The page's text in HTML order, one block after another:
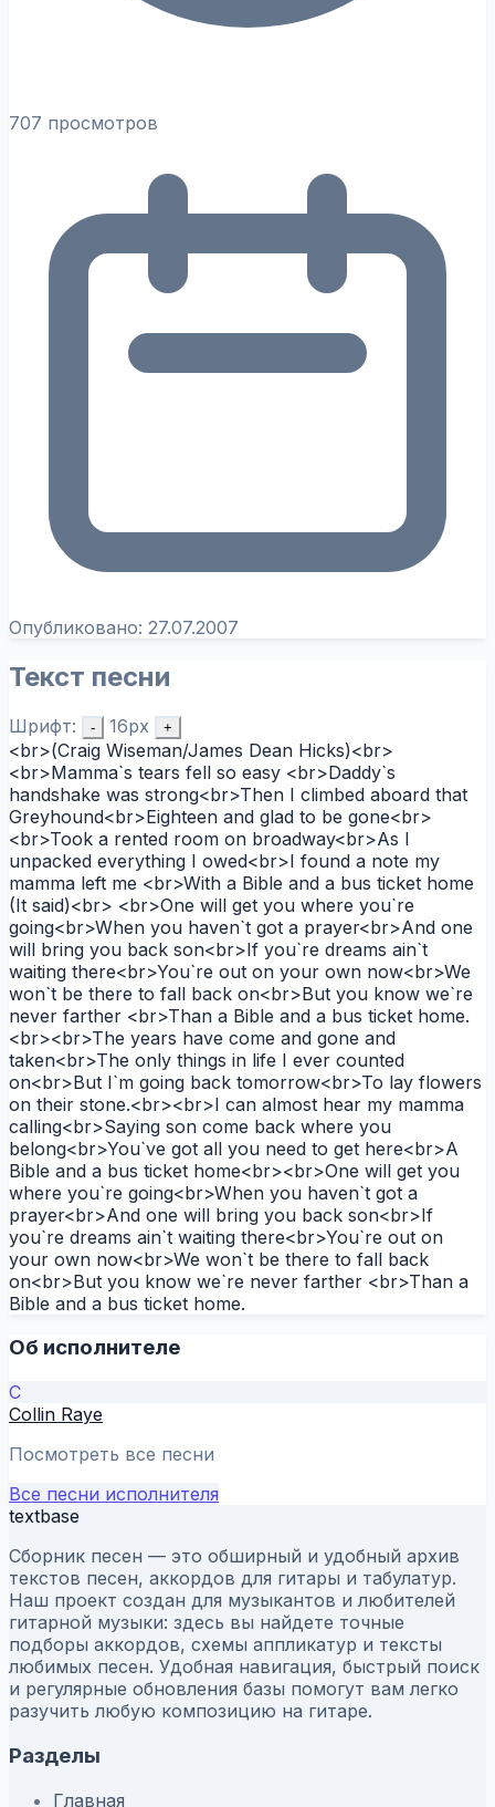
707 просмотров
Опубликовано: 27.07.2007
Текст песни
Шрифт: - 16px +
<br>(Craig Wiseman/James Dean Hicks)<br>
<br>Mamma`s tears fell so easy <br>Daddy`s
handshake was strong<br>Then I climbed aboard that
Greyhound<br>Eighteen and glad to be gone<br>
<br>Took a rented room on broadway<br>As I
unpacked everything I owed<br>I found a note my
mamma left me <br>With a Bible and a bus ticket home
(It said)<br> <br>One will get you where you`re
going<br>When you haven`t got a prayer<br>And one
will bring you back son<br>If you`re dreams ain`t
waiting there<br>You`re out on your own now<br>We
won`t be there to fall back on<br>But you know we`re
never farther <br>Than a Bible and a bus ticket home.
<br><br>The years have come and gone and
taken<br>The only things in life I ever counted
on<br>But I`m going back tomorrow<br>To lay flowers
on their stone.<br><br>I can almost hear my mamma
calling<br>Saying son come back where you
belong<br>You`ve got all you need to get here<br>A
Bible and a bus ticket home<br><br>One will get you
where you`re going<br>When you haven`t got a
prayer<br>And one will bring you back son<br>If
you`re dreams ain`t waiting there<br>You`re out on
your own now<br>We won`t be there to fall back
on<br>But you know we`re never farther <br>Than a
Bible and a bus ticket home.
Об исполнителе
C
Collin Raye
Посмотреть все песни
Все песни исполнителя
textbase
Сборник песен — это обширный и удобный архив
текстов песен, аккордов для гитары и табулатур.
Наш проект создан для музыкантов и любителей
гитарной музыки: здесь вы найдете точные
подборы аккордов, схемы аппликатур и тексты
любимых песен. Удобная навигация, быстрый поиск
и регулярные обновления базы помогут вам легко
разучить любую композицию на гитаре.
Разделы
Главная